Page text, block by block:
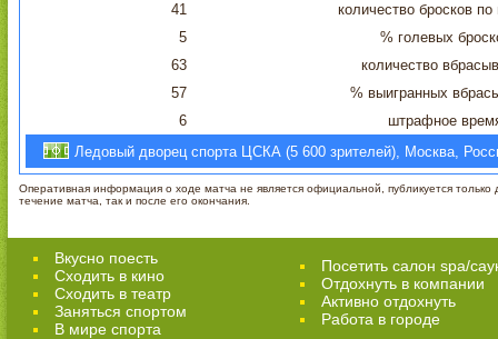
41
количество бросков по
5
% голевых
63
количество
57
% выигранных
6
штрафное
Ледовый дворец спорта ЦСКА (5 600 зрителей), Москва,
Оперативная информация о ходе матча не является официальной, публикуется только
течение матча, так и после его окончания.
Вкусно поесть
Сходить в кино
Cходить в театр
Заняться спортом
В мире спорта
Посетить салон spa/
Отдохнуть в компании
Активно отдохнуть
Работа в городе